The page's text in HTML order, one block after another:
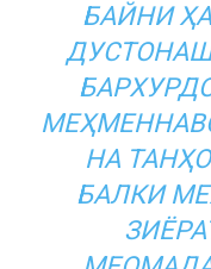
БАЙНИ
НА
БАЛКИ